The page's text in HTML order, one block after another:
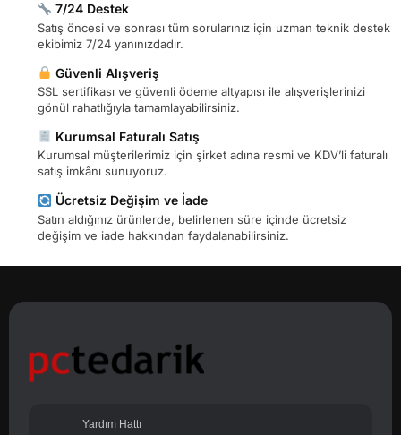
7/24 Destek
Satış öncesi ve sonrası tüm sorularınız için uzman teknik destek
ekibimiz 7/24 yanınızdadır.
Güvenli Alışveriş
SSL sertifikası ve güvenli ödeme altyapısı ile alışverişlerinizi
gönül rahatlığıyla tamamlayabilirsiniz.
Kurumsal Faturalı Satış
Kurumsal müşterilerimiz için şirket adına resmi ve KDV’li faturalı
satış imkânı sunuyoruz.
Ücretsiz Değişim ve İade
Satın aldığınız ürünlerde, belirlenen süre içinde ücretsiz
değişim ve iade hakkından faydalanabilirsiniz.
Yardım Hattı